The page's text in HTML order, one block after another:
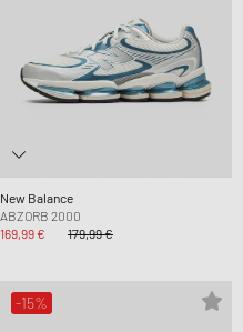
New Balance
ABZORB 2000
169,99 €
179,99 €
-15%